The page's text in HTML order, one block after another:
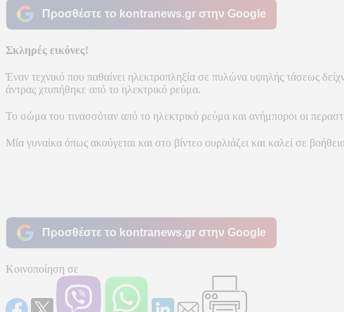
Προσθέστε το kontranews.gr στην Google
Σκληρές εικόνες!
Έναν τεχνικό που παθαίνει ηλεκτροπληξία σε πυλώνα υψηλής τάσεως
άντρας χτυπήθηκε από το ηλεκτρικό ρεύμα.
Το σώμα του τινασσόταν από το ηλεκτρικό ρεύμα και ανήμποροι οι
Μία γυναίκα όπως ακούγεται και στο βίντεο ουρλιάζει και καλεί σε
Προσθέστε το kontranews.gr στην Google
Κοινοποίηση σε